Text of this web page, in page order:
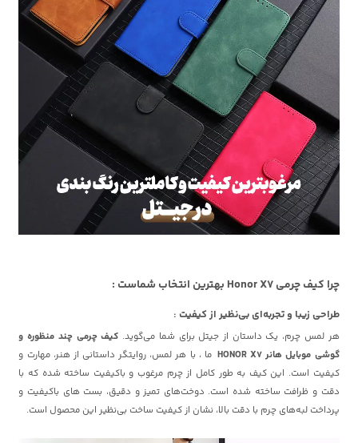
چرا کیف چرمی Honor X7 بهترین انتخاب شماست :
طراحی زیبا و تجربه‌ای بی‌نظیر از کیفیت :
هر لمس چرم، یک داستان از جیتل برای شما می‌گوید. کیف چرمی چند منظوره و
گوشی موبایل هانر HONOR X7
ما ، با هر لمس، روایتگر داستانی از هنر، مهارت و
کیفیت است. این کیف به طور کامل از چرم مرغوب و باکیفیت ساخته شده که با
دقت و ظرافت ساخته شده است. دوخت‌های تمیز و دقیق، بست های باکیفیت و
پرداخت لبه‌های چرم با دقت بالا، نشان از کیفیت ساخت بی‌نظیر این محصول است.